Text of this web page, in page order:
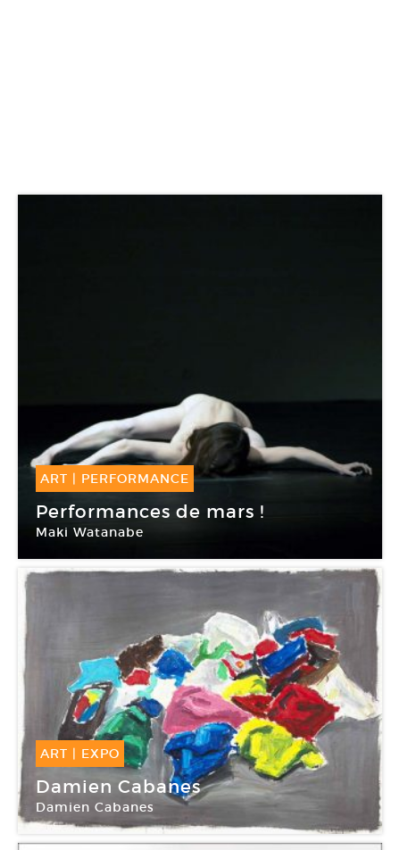
ART | PERFORMANCE
04 Mar -05 Mar 2017
Performances de mars !
Maki Watanabe
ART EXPO
11 Mar -22 Avr 2017
Damien Cabanes
Damien Cabanes
Galerie Eric Dupont